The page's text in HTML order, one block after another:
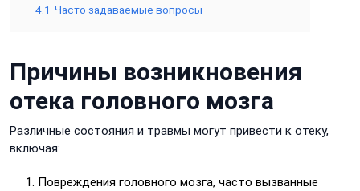
4.1 Часто задаваемые вопросы
Причины возникновения
отека головного мозга
Различные состояния и травмы могут привести к отеку,
включая:
Повреждения головного мозга, часто вызванные